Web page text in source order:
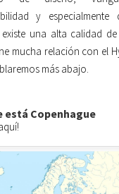
y especialmente
una alta calidad
mucha relación con el
más abajo.
está Copenhague